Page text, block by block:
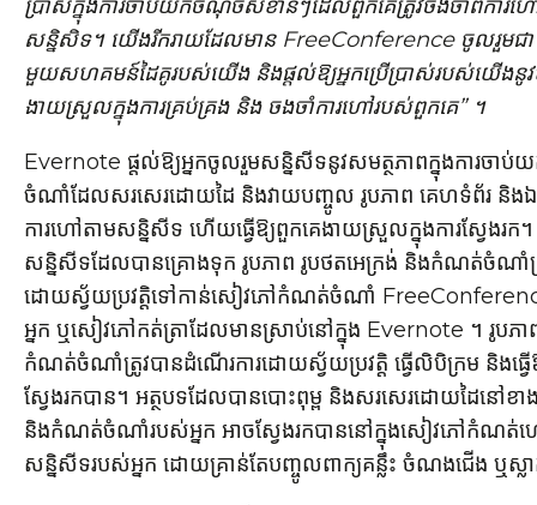
ប្រាស់ក្នុងការចាប់យកចំណុចសំខាន់ៗដែលពួកគេត្រូវចងចាំពីការហ
សន្និសិទ។ យើងរីករាយដែលមាន FreeConference ចូលរួមជា
មួយសហគមន៍ដៃគូរបស់យើង និងផ្តល់ឱ្យអ្នកប្រើប្រាស់របស់យើងនូ
ងាយស្រួលក្នុងការគ្រប់គ្រង និង ចងចាំការហៅរបស់ពួកគេ” ។
Evernote ផ្តល់ឱ្យអ្នកចូលរួមសន្និសីទនូវសមត្ថភាពក្នុងការចា
ចំណាំដែលសរសេរដោយដៃ និងវាយបញ្ចូល រូបភាព គេហទំព័រ និង
ការហៅតាមសន្និសីទ ហើយធ្វើឱ្យពួកគេងាយស្រួលក្នុងការស្វែងរក
សន្និសីទដែលបានគ្រោងទុក រូបភាព រូបថតអេក្រង់ និងកំណត់ចំណាំត្រូ
ដោយស្វ័យប្រវត្តិទៅកាន់សៀវភៅកំណត់ចំណាំ
អ្នក ឬសៀវភៅកត់ត្រាដែលមានស្រាប់នៅក្នុង Evernote ។ រូបភ
កំណត់ចំណាំត្រូវបានដំណើរការដោយស្វ័យប្រវត្តិ ធ្វើលិបិក្រម និងធ្វើ
ស្វែងរកបាន។ អត្ថបទដែលបានបោះពុម្ព និងសរសេរដោយដៃនៅខាង
និងកំណត់ចំណាំរបស់អ្នក អាចស្វែងរកបាននៅក្នុងសៀវភៅកំណត់
សន្និសីទរបស់អ្នក ដោយគ្រាន់តែបញ្ចូលពាក្យគន្លឹះ ចំណងជើង ឬស្ល